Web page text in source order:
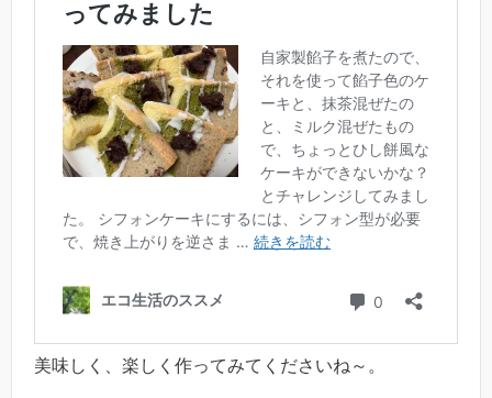
美味しく、楽しく作ってみてくださいね～。